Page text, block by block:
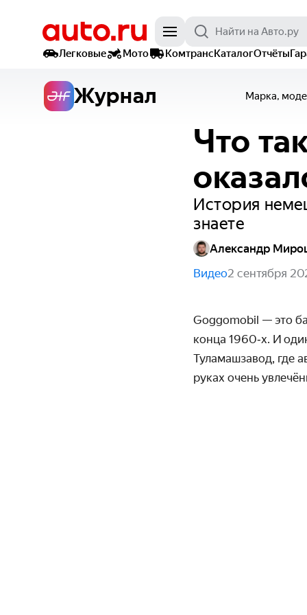
Легковые
Мото КомтрансКаталогОтчёты
Журнал Марка,
Что
История
знаете
Александр
Видео2 сентября
Goggomobil — это
конца 1960‑х. И
Туламаш­завод, где
руках очень